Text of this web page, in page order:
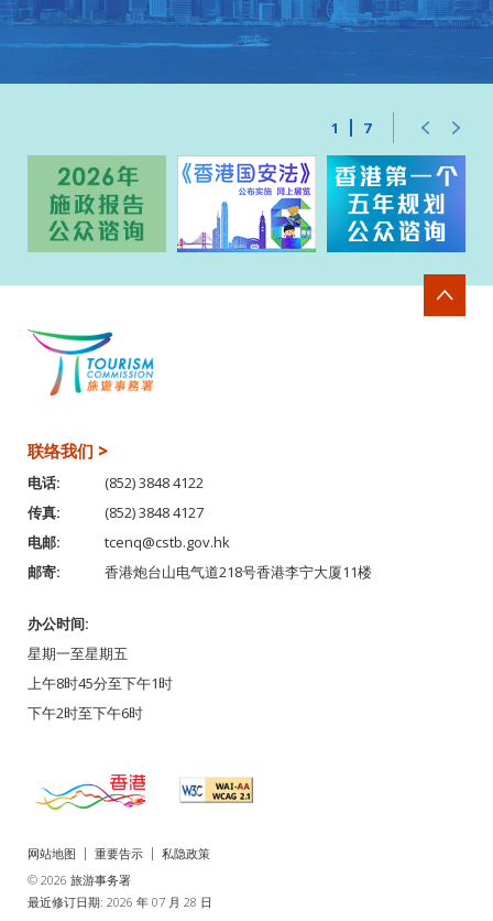
1 7
联络我们 >
电话:
(852) 3848 4122
传真:
(852) 3848 4127
电邮:
tcenq@cstb.gov.hk
邮寄:
香港炮台山电气道218号香港李宁大厦11楼
办公时间:
星期一至星期五
上午8时45分至下午1时
下午2时至下午6时
网站地图 重要告示
私隐政策
© 2026 旅游事务署
最近修订日期: 2026 年 07 月 28 日